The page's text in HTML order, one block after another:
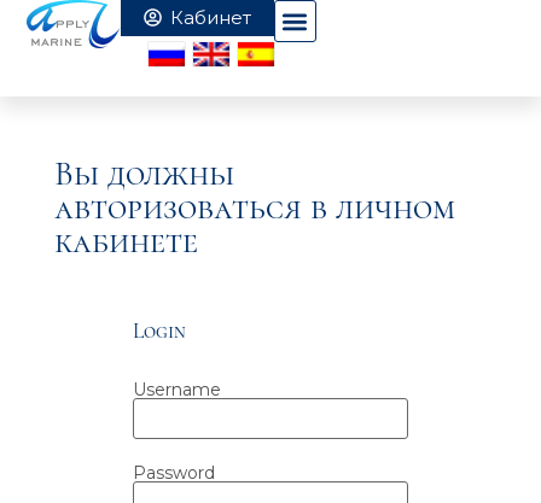
Вы должны
авторизоваться в личном
кабинете
Login
Username
Password